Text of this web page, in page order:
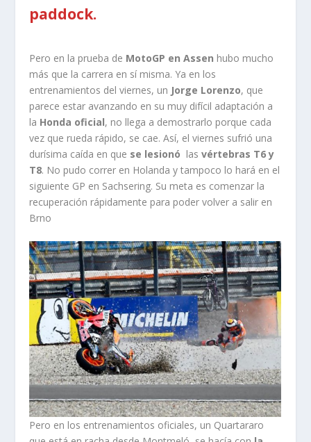
paddock.
Pero en la prueba de MotoGP en Assen hubo mucho
más que la carrera en sí misma. Ya en los
entrenamientos del viernes, un Jorge Lorenzo, que
parece estar avanzando en su muy difícil adaptación a
la Honda oficial, no llega a demostrarlo porque cada
vez que rueda rápido, se cae. Así, el viernes sufrió una
durísima caída en que se lesionó lasvértebras T6 y
T8. No pudo correr en Holanda y tampoco lo hará en el
siguiente GP en Sachsering. Su meta es comenzar la
recuperación rápidamente para poder volver a salir en
Brno
Pero en los entrenamientos oficiales, un Quartararo